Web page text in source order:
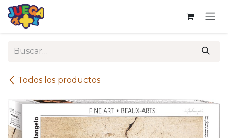
Ir al contenido
Todos los productos